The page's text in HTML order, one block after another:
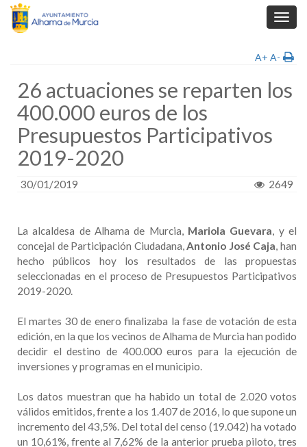
A+ A-
26 actuaciones se reparten los
400.000 euros de los
Presupuestos Participativos
2019-2020
30/01/2019 2649
La alcaldesa de Alhama de Murcia, Mariola Guevara, y el
concejal de Participación Ciudadana,Antonio José Caja, han
hecho públicos hoy los resultados de las propuestas
seleccionadas en el proceso de Presupuestos Participativos
2019-2020.
El martes 30 de enero finalizaba la fase de votación de esta
edición, en la que los vecinos de Alhama de Murcia han podido
decidir el destino de 400.000 euros para la ejecución de
inversiones y programas en el municipio.
Los datos muestran que ha habido un total de 2.020 votos
válidos emitidos, frente a los 1.407 de 2016, lo que supone un
incremento del 43,5%. Del total del censo (19.042) ha votado
un 10,61%, frente al 7,62% de la anterior prueba piloto, tres